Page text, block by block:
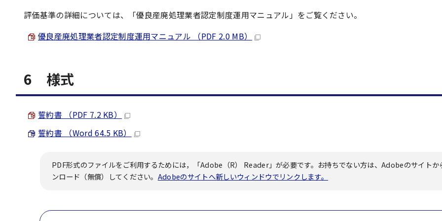
評価基準の詳細については、「優良産廃処理業者認定制度運用マニュアル」をご覧ください。
優良産廃処理業者認定制度運用マニュアル （PDF 2.0 MB）
6 様式
誓約書 （PDF 7.2 KB）
誓約書 （Word 64.5 KB）
PDF形式のファイルをご利用するためには，「Adobe（R） Reader」が必要です。お持ちでない方は、Adobeのサイトか
ンロード（無償）してください。 Adobeのサイトへ新しいウィンドウでリンクします。